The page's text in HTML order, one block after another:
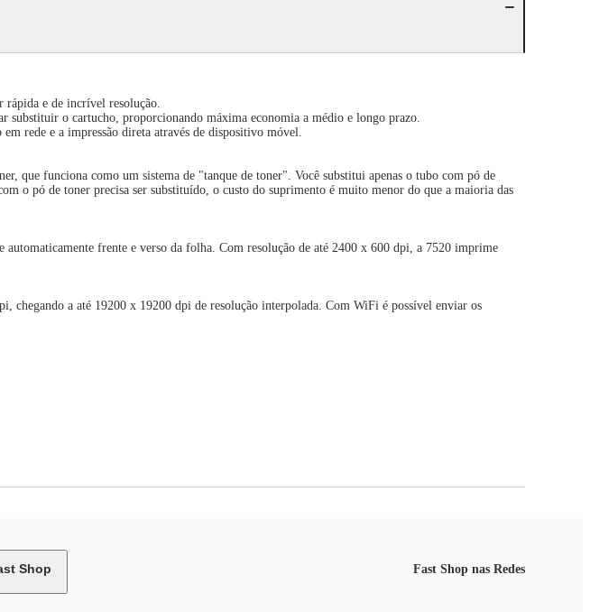
rápida e de incrível resolução.
substituir o cartucho, proporcionando máxima economia a médio e longo prazo.
rede e a impressão direta através de dispositivo móvel.
que funciona como um sistema de "tanque de toner". Você substitui apenas o tubo com pó de
o pó de toner precisa ser substituído, o custo do suprimento é muito menor do que a maioria das
frente e verso da folha. Com resolução de até 2400 x 600 dpi, a 7520 imprime
chegando a até 19200 x 19200 dpi de resolução interpolada. Com WiFi é possível enviar os
Shop Fast Shop nas Redes